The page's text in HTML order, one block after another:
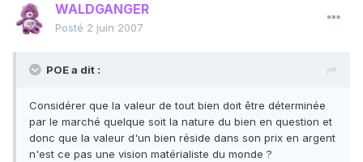
WALDGANGER
Posté 2 juin 2007
POE a dit :
Considérer que la valeur de tout bien doit être déterminée
par le marché quelque soit la nature du bien en question et
donc que la valeur d'un bien réside dans son prix en argent
n'est ce pas une vision matérialiste du monde ?